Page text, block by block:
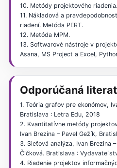
10. Metódy projektového
11. Nákladová a
riadení. Metóda PERT.
12. Metóda MPM.
13. Softwarové nástroje v
Asana, MS Project a Excel,
Odporúčaná
1. Teória grafov pre ekonómov,
Bratislava : Letra Edu, 2018
2. Kvantitatívne metódy
Ivan Brezina – Pavel Gežík,
3. Sieťová analýza, Ivan Brezina
Čičková. Bratislava :
4. Riadenie projektov